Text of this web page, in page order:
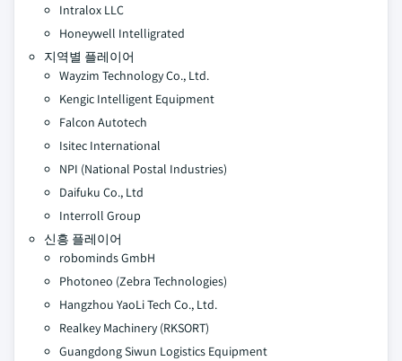
Intralox LLC
Honeywell Intelligrated
지역별 플레이어
Wayzim Technology Co., Ltd.
Kengic Intelligent Equipment
Falcon Autotech
Isitec International
NPI (National Postal Industries)
Daifuku Co., Ltd
Interroll Group
신흥 플레이어
robominds GmbH
Photoneo (Zebra Technologies)
Hangzhou YaoLi Tech Co., Ltd.
Realkey Machinery (RKSORT)
Guangdong Siwun Logistics Equipment